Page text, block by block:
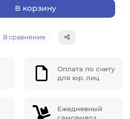
В корзину
В сравнение
Оплата по счету
для юр. лиц
Ежедневный
самовывоз